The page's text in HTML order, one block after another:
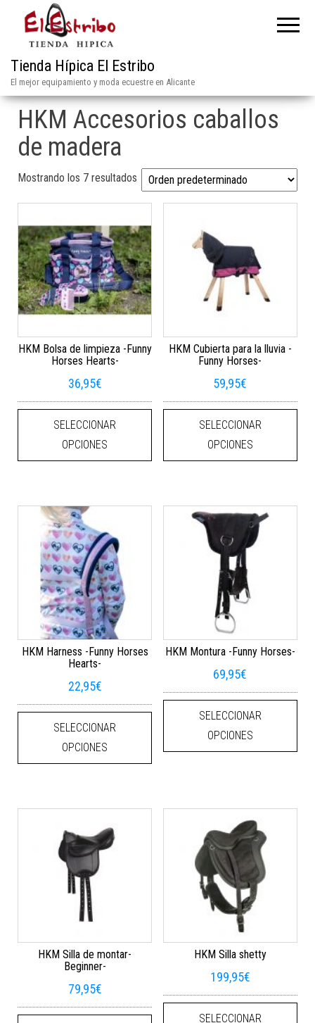
Tienda Hípica El Estribo
El mejor equipamiento y moda ecuestre en Alicante
HKM Accesorios caballos
de madera
Mostrando los 7 resultados
HKM Bolsa de limpieza -Funny
Horses Hearts-
36,95€
SELECCIONAR
OPCIONES
Este producto tiene múltiples
HKM Cubierta para la lluvia -
Funny Horses-
59,95€
SELECCIONAR
OPCIONES
HKM Harness -Funny Horses
Hearts-
22,95€
SELECCIONAR
OPCIONES
Este producto tiene múltiples
HKM Montura -Funny Horses-
69,95€
SELECCIONAR
OPCIONES
HKM Silla de montar-
Beginner-
79,95€
Este producto tiene múltiples
HKM Silla shetty
199,95€
SELECCIONAR